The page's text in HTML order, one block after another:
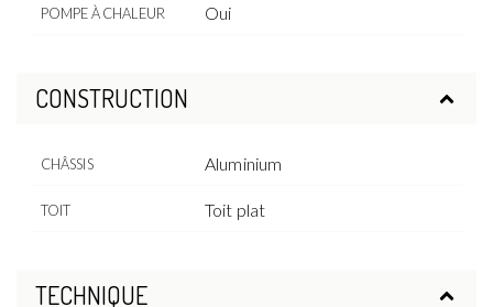
POMPE À CHALEUR Oui
CONSTRUCTION
CHÂSSIS Aluminium
TOIT Toit plat
TECHNIQUE